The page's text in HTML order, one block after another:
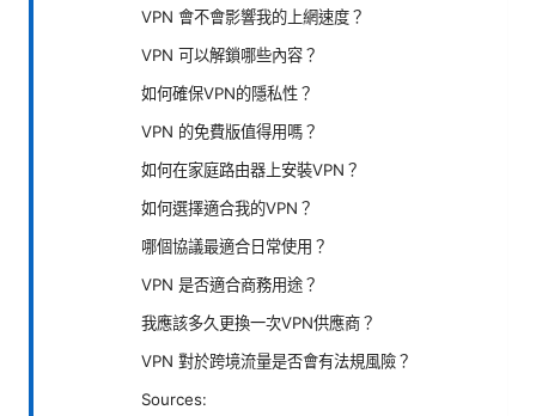
VPN 會不會影響我的上網速度？
VPN 可以解鎖哪些內容？
如何確保VPN的隱私性？
VPN 的免費版值得用嗎？
如何在家庭路由器上安裝VPN？
如何選擇適合我的VPN？
哪個協議最適合日常使用？
VPN 是否適合商務用途？
我應該多久更換一次VPN供應商？
VPN 對於跨境流量是否會有法規風險？
Sources: